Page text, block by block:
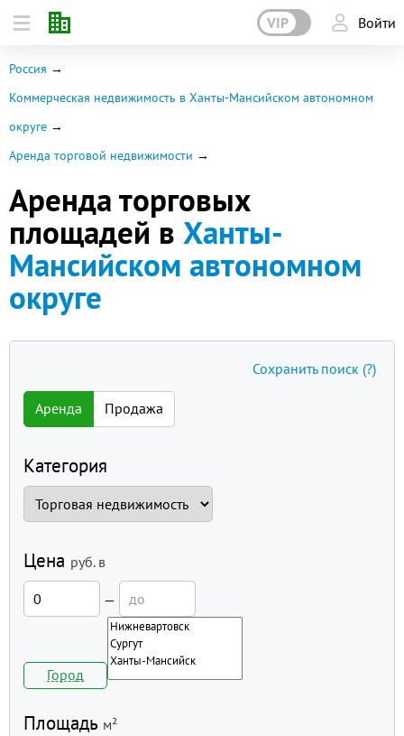
VIP Войти
Россия
Коммерческая недвижимость в Ханты-Мансийском автономном
округе
Аренда торговой недвижимости
Аренда торговых
площадей в Ханты-
Мансийском автономном
округе
Аренда Продажа
Категория
Цена руб. в
—
Город
Площадь м²
Сохранить поиск (?)